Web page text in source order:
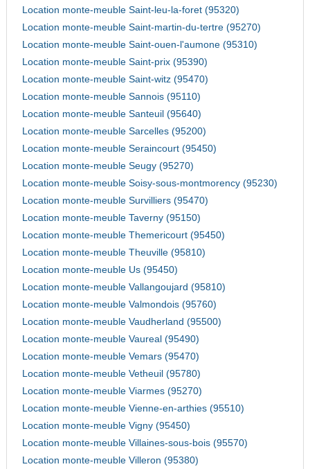
Location monte-meuble Saint-leu-la-foret (95320)
Location monte-meuble Saint-martin-du-tertre (95270)
Location monte-meuble Saint-ouen-l'aumone (95310)
Location monte-meuble Saint-prix (95390)
Location monte-meuble Saint-witz (95470)
Location monte-meuble Sannois (95110)
Location monte-meuble Santeuil (95640)
Location monte-meuble Sarcelles (95200)
Location monte-meuble Seraincourt (95450)
Location monte-meuble Seugy (95270)
Location monte-meuble Soisy-sous-montmorency (95230)
Location monte-meuble Survilliers (95470)
Location monte-meuble Taverny (95150)
Location monte-meuble Themericourt (95450)
Location monte-meuble Theuville (95810)
Location monte-meuble Us (95450)
Location monte-meuble Vallangoujard (95810)
Location monte-meuble Valmondois (95760)
Location monte-meuble Vaudherland (95500)
Location monte-meuble Vaureal (95490)
Location monte-meuble Vemars (95470)
Location monte-meuble Vetheuil (95780)
Location monte-meuble Viarmes (95270)
Location monte-meuble Vienne-en-arthies (95510)
Location monte-meuble Vigny (95450)
Location monte-meuble Villaines-sous-bois (95570)
Location monte-meuble Villeron (95380)